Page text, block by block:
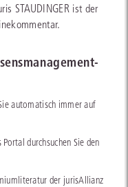
STAUDINGER ist der
automatisch immer auf
durchsuchen Sie den
der jurisAllianz